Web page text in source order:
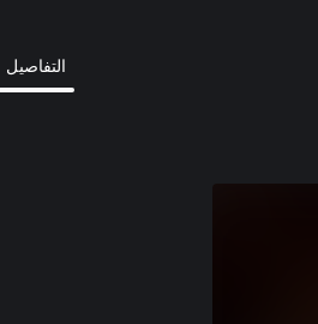
التفاصيل